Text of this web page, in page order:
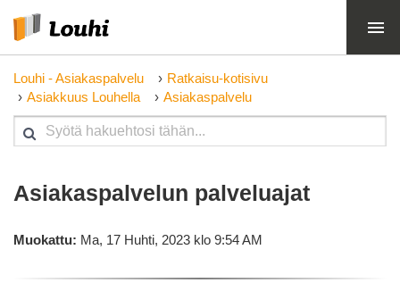
Louhi - Asiakaspalvelu
Ratkaisu-kotisivu
Asiakkuus Louhella
Asiakaspalvelu
Asiakaspalvelun palveluajat
Muokattu: Ma, 17 Huhti, 2023 klo 9:54 AM